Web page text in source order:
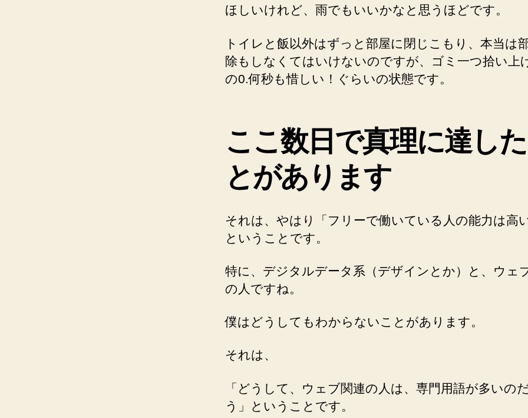
ほしいけれど、雨でもいいかなと思うほどです。
トイレと飯以外はずっと部屋に閉じこもり、本当は
除もしなくてはいけないのですが、ゴミ一つ拾い上
の0.何秒も惜しい！ぐらいの状態です。
ここ数日で真理に達し
とがあります
それは、やはり「フリーで働いている人の能力は高い
ということです。
特に、デジタルデータ系（デザインとか）と、ウェ
の人ですね。
僕はどうしてもわからないことがあります。
それは、
「どうして、ウェブ関連の人は、専門用語が多いの
う」ということです。